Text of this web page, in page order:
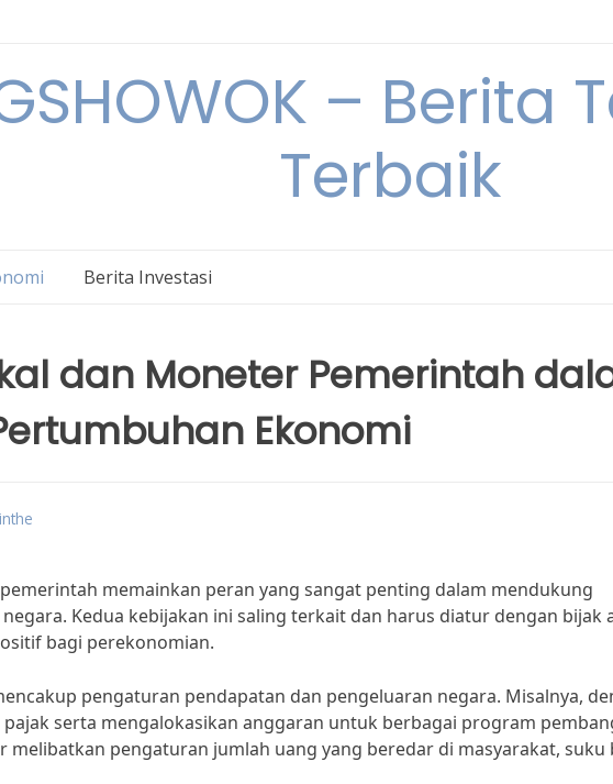
– Berita
Terbaik
Berita Investasi
dan Moneter Pemerintah
Ekonomi
memainkan peran yang sangat penting dalam mendukung
Kedua kebijakan ini saling terkait dan harus diatur dengan bijak
bagi perekonomian.
pengaturan pendapatan dan pengeluaran negara. Misalnya,
serta mengalokasikan anggaran untuk berbagai program
melibatkan pengaturan jumlah uang yang beredar di masyarakat, suku